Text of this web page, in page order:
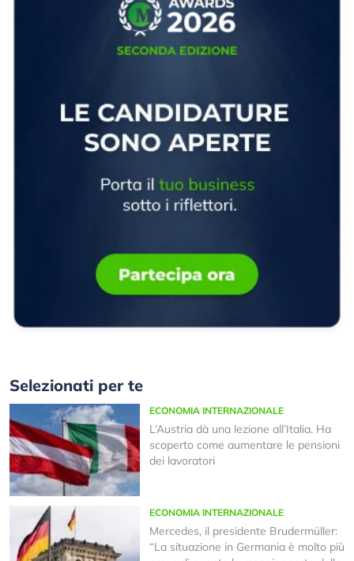
Selezionati per te
ECONOMIA INTERNAZIONALE
L’Austria dà una lezione all’Italia. Ha
scoperto come aumentare le pensioni
dei lavoratori
ECONOMIA INTERNAZIONALE
Mercedes, il presidente Brudermüller:
“La situazione in Germania è molto più